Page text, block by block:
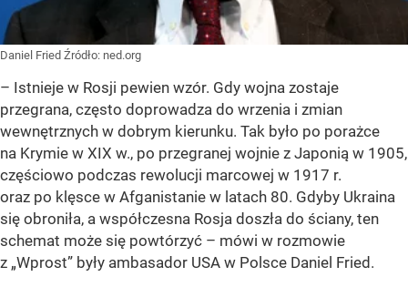
Daniel Fried Źródło: ned.org
– Istnieje w Rosji pewien wzór. Gdy wojna zostaje
przegrana, często doprowadza do wrzenia i zmian
wewnętrznych w dobrym kierunku. Tak było po porażce
na Krymie w XIX w., po przegranej wojnie z Japonią w 1905,
częściowo podczas rewolucji marcowej w 1917 r.
oraz po klęsce w Afganistanie w latach 80. Gdyby Ukraina
się obroniła, a współczesna Rosja doszła do ściany, ten
schemat może się powtórzyć – mówi w rozmowie
z „Wprost” były ambasador USA w Polsce Daniel Fried.